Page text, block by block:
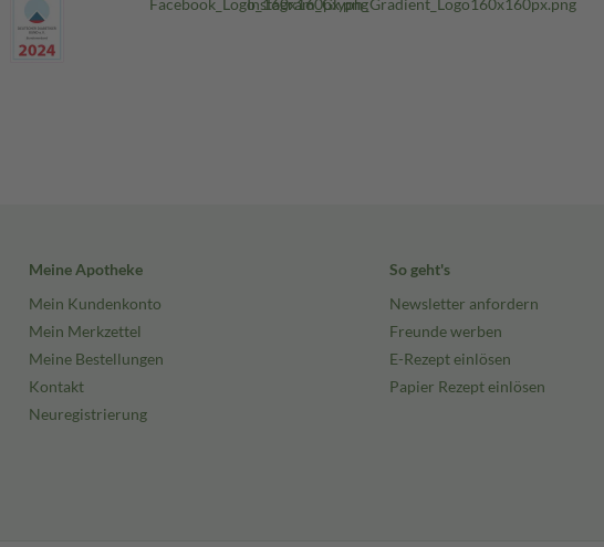
Meine Apotheke
Mein Kundenkonto
Mein Merkzettel
Meine Bestellungen
Kontakt
Neuregistrierung
So geht's
Newsletter anfordern
Freunde werben
E-Rezept einlösen
Papier Rezept einlösen